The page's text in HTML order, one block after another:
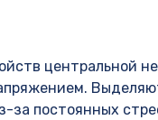
центральной
за постоянных